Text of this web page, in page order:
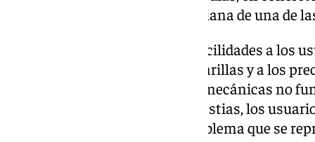
funciona y ha aparecido la persiana de una de
Un cero en accesibilidad y en facilidades a los
acostumbrados a las vallas amarillas y a los
de que las diferentes escaleras mecánicas no
acostumbrados, pese a las molestias, los
muchos visitantes por este problema que se